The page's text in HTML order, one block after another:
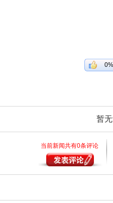
暂
当前新闻共有0条评论